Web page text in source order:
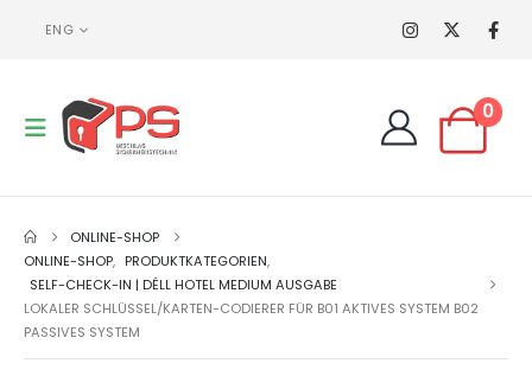
ENG
0
ONLINE-SHOP
ONLINE-SHOP, PRODUKTKATEGORIEN,
SELF-CHECK-IN | DÉLL HOTEL MEDIUM AUSGABE
LOKALER SCHLÜSSEL/KARTEN-CODIERER FÜR B01 AKTIVES SYSTEM B02
PASSIVES SYSTEM